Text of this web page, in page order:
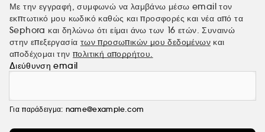
Με την εγγραφή, συμφωνώ να λαμβάνω μέσω email τον
εκπτωτικό μου κωδικό καθώς και προσφορές και νέα από τα
Sephora και δηλώνω ότι είμαι άνω των 16 ετών. Συναινώ
στην επεξεργασία των προσωπικών μου δεδομένων και
αποδέχομαι την πολιτική απορρήτου.
Διεύθυνση email
Για παράδειγμα: name@example.com